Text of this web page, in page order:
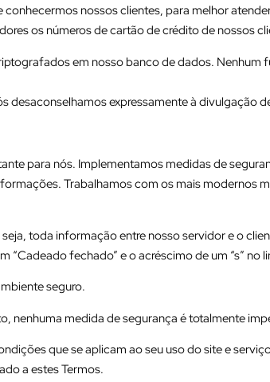
nossos clientes, para melhor
os números de cartão de crédito de nossos
em nosso banco de dados.
desaconselhamos expressamente à divulgação
para nós. Implementamos medidas de
Trabalhamos com os mais modernos
toda informação entre nosso servidor e o
“Cadeado fechado” e o acréscimo de um “s”
seguro.
nenhuma medida de segurança é totalmente
que se aplicam ao seu uso do site e
a estes Termos.